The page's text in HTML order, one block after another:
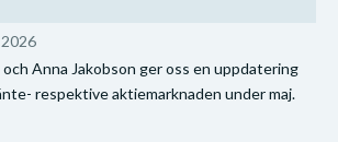
Anna Jakobson ger oss en uppdatering
respektive aktiemarknaden under maj.